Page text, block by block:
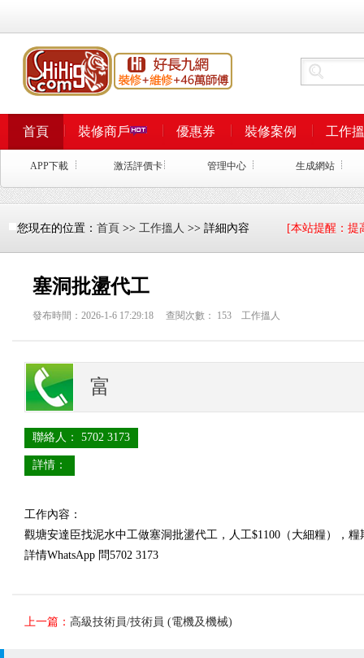
首頁 裝修商戶 優惠券 裝修案例 工作
APP下載 激活評價卡 管理中心 生成網站
您現在的位置： 首頁 >> 工作搵人 >> 詳細內容 [本站提醒：提
塞洞批盪代工
發布時間：2026-1-6 17:29:18 查閱次數： 153 工作搵人
富
聯絡人： 5702 3173
詳情：
工作內容：
觀塘安達臣找泥水中工做塞洞批盪代工，人工$1100（大細糧），糧
詳情WhatsApp 問5702 3173
上一篇： 高級技術員/技術員 (電機及機械)